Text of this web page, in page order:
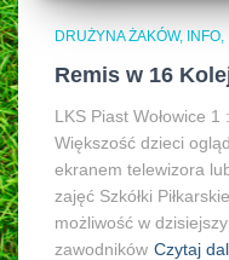
DRUŻYNA ŻAKÓW INFO
Remis w 16
LKS Piast Wołowice
Większość dzieci
ekranem telewizora
zajęć Szkółki
możliwość w
zawodników Czytaj